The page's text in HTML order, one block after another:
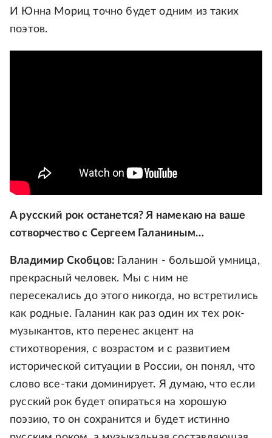
И Юнна Мориц точно будет одним из таких
поэтов.
А русский рок останется? Я намекаю на ваше
сотворчество с Сергеем Галаниным…
Владимир Скобцов: Галанин - большой умница,
прекрасный человек. Мы с ним не
пересекались до этого никогда, но встретились
как родные. Галанин как раз один их тех рок-
музыкантов, кто перенес акцент на
стихотворения, с возрастом и с развитием
исторической ситуации в России, он понял, что
слово все-таки доминирует. Я думаю, что если
русский рок будет опираться на хорошую
поэзию, то он сохранится и будет истинно